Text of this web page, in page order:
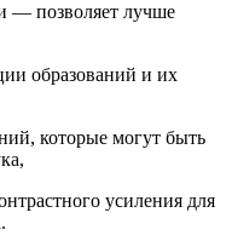
— позволяет лучше
образований и их
которые могут быть
усиления для